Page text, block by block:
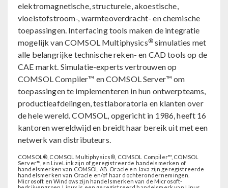
elektromagnetische, structurele, akoestische,
vloeistofstroom-, warmteoverdracht- en chemische
toepassingen. Interfacing tools maken de integratie
mogelijk van COMSOL Multiphysics®simulaties met
alle belangrijke technische reken- en CAD tools op de
CAE markt. Simulatie-experts vertrouwen op
COMSOL Compiler™ en COMSOL Server™ om
toepassingen te implementeren in hun ontwerpteams,
productieafdelingen, testlaboratoria en klanten over
de hele wereld. COMSOL, opgericht in 1986, heeft 16
kantoren wereldwijd en breidt haar bereik uit met een
netwerk van distributeurs.
COMSOL®, COMSOL Multiphysics®, COMSOL Compiler™, COMSOL
Server™, en LiveLink zijn of geregistreerde handelsmerken of
handelsmerken van COMSOL AB. Oracle en Java zijn geregistreerde
handelsmerken van Oracle en/of haar dochterondernemingen.
Microsoft en Windows zijn handelsmerken van de Microsoft-